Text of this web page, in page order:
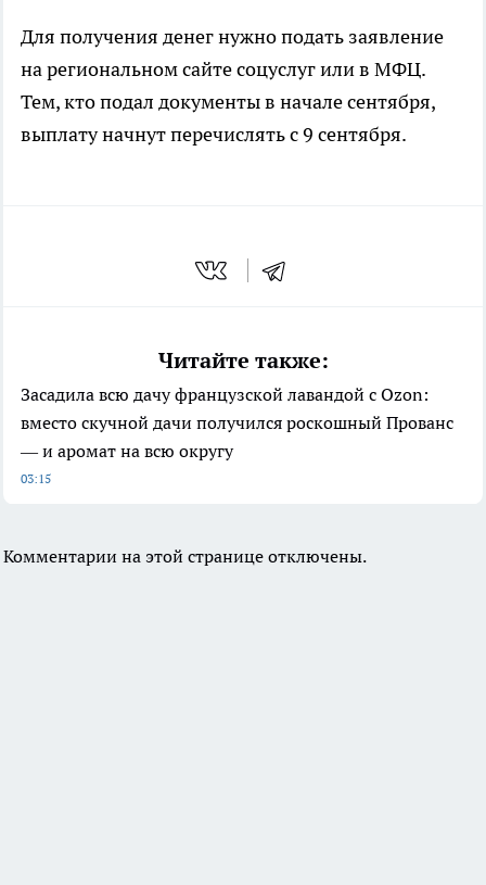
Для получения денег нужно подать заявление
на региональном сайте соцуслуг или в МФЦ.
Тем, кто подал документы в начале сентября,
выплату начнут перечислять с 9 сентября.
Читайте также:
Засадила всю дачу французской лавандой с Ozon:
вместо скучной дачи получился роскошный Прованс
— и аромат на всю округу
03:15
Комментарии на этой странице отключены.